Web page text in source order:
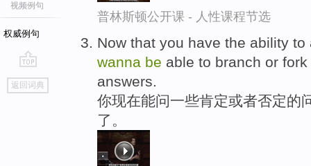
视频例句
权威例句
go
top
返回词典
普林斯顿公开课 - 人性课程节选
Now that you have the ability
wanna be able to branch or
answers.
你现在能问一些肯定或者否定的
了。